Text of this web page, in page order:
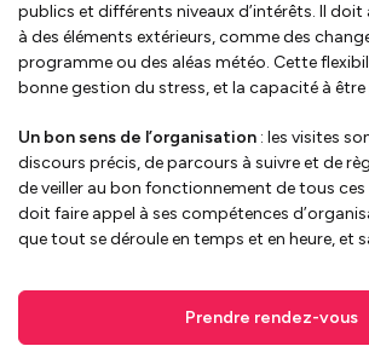
publics et différents niveaux d’intérêts. Il doit
à des éléments extérieurs, comme des
programme ou des aléas météo. Cette
bonne gestion du stress, et la capacité à
Un bon sens de l’organisation : les visites
discours précis, de parcours à suivre et de
de veiller au bon fonctionnement de tous ces
doit faire appel à ses compétences
que tout se déroule en temps et en heure, et
Prendre rendez-vous